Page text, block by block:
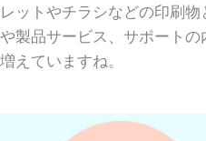
ットやチラシなどの印刷物
製品サービス、サポート
えていますね。